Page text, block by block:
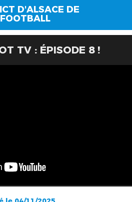
D'ALSACE DE
FOOTBALL
TV : ÉPISODE 8 !